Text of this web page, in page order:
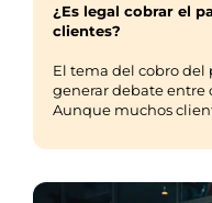
¿Es legal cobrar el
clientes?
El tema del cobro del
generar debate entre
Aunque muchos